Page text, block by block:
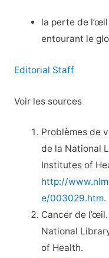
la perte de
entourant le
Editorial Staff
Voir les sources
Problèmes de
de la National
Institutes of
http://
e/003029.htm.
Cancer de
National
of Health.